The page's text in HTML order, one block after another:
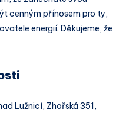
cenným přínosem pro ty,
energií. Děkujeme, že
Lužnicí, Zhořská 351,